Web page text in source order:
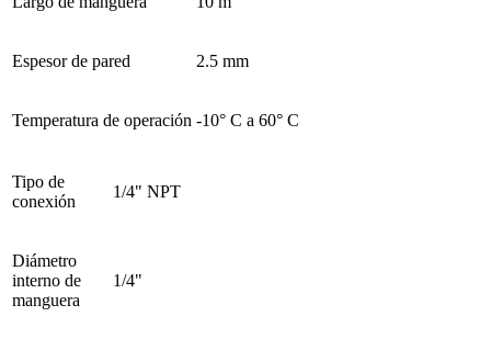
Espesor de pared 2.5 mm
Temperatura de operación -10° C a 60° C
Tipo de
conexión
1/4" NPT
Diámetro
interno de
manguera
1/4"